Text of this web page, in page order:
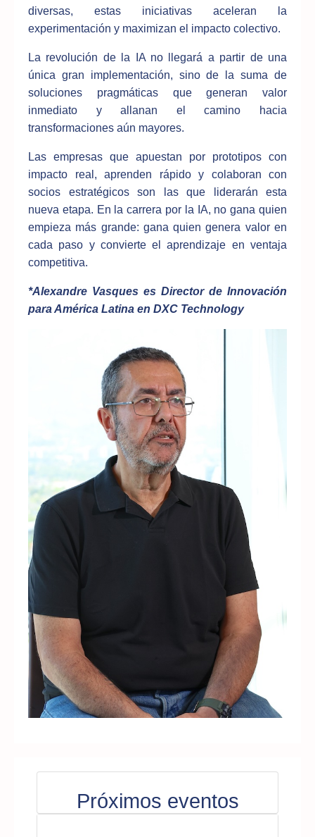
diversas, estas iniciativas aceleran la
experimentación y maximizan el impacto colectivo.
La revolución de la IA no llegará a partir de una
única gran implementación, sino de la suma de
soluciones pragmáticas que generan valor
inmediato y allanan el camino hacia
transformaciones aún mayores.
Las empresas que apuestan por prototipos con
impacto real, aprenden rápido y colaboran con
socios estratégicos son las que liderarán esta
nueva etapa. En la carrera por la IA, no gana quien
empieza más grande: gana quien genera valor en
cada paso y convierte el aprendizaje en ventaja
competitiva.
*Alexandre Vasques es Director de Innovación
para América Latina en DXC Technology
Próximos eventos